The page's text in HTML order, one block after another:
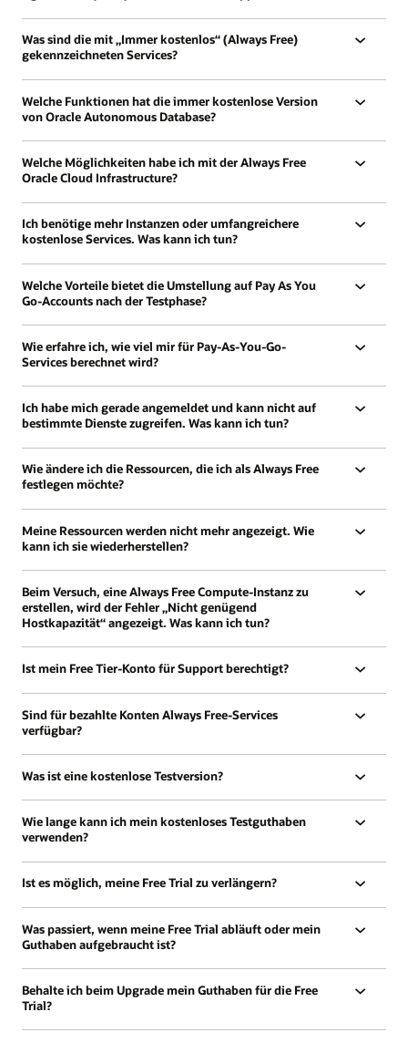
Was sind die mit „Immer kostenlos“ (Always Free)
gekennzeichneten Services?
Welche Funktionen hat die immer kostenlose Version
von Oracle Autonomous Database?
Welche Möglichkeiten habe ich mit der Always Free
Oracle Cloud Infrastructure?
Ich benötige mehr Instanzen oder umfangreichere
kostenlose Services. Was kann ich tun?
Welche Vorteile bietet die Umstellung auf Pay As You
Go-Accounts nach der Testphase?
Wie erfahre ich, wie viel mir für Pay-As-You-Go-
Services berechnet wird?
Ich habe mich gerade angemeldet und kann nicht auf
bestimmte Dienste zugreifen. Was kann ich tun?
Wie ändere ich die Ressourcen, die ich als Always Free
festlegen möchte?
Meine Ressourcen werden nicht mehr angezeigt. Wie
kann ich sie wiederherstellen?
Beim Versuch, eine Always Free Compute-Instanz zu
erstellen, wird der Fehler „Nicht genügend
Hostkapazität“ angezeigt. Was kann ich tun?
Ist mein Free Tier-Konto für Support berechtigt?
Sind für bezahlte Konten Always Free-Services
verfügbar?
Was ist eine kostenlose Testversion?
Wie lange kann ich mein kostenloses Testguthaben
verwenden?
Ist es möglich, meine Free Trial zu verlängern?
Was passiert, wenn meine Free Trial abläuft oder mein
Guthaben aufgebraucht ist?
Behalte ich beim Upgrade mein Guthaben für die Free
Trial?